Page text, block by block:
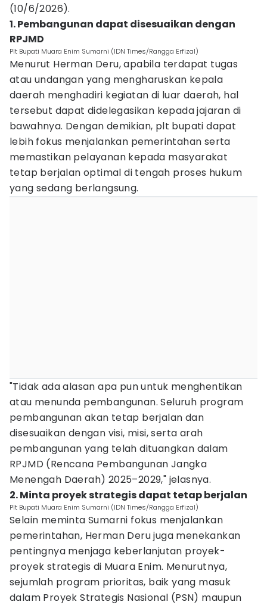
(10/6/2026).
1. Pembangunan dapat disesuaikan dengan
RPJMD
Plt Bupati Muara Enim Sumarni (IDN Times/Rangga Erfizal)
Menurut Herman Deru, apabila terdapat tugas
atau undangan yang mengharuskan kepala
daerah menghadiri kegiatan di luar daerah, hal
tersebut dapat didelegasikan kepada jajaran di
bawahnya. Dengan demikian, plt bupati dapat
lebih fokus menjalankan pemerintahan serta
memastikan pelayanan kepada masyarakat
tetap berjalan optimal di tengah proses hukum
yang sedang berlangsung.
"Tidak ada alasan apa pun untuk menghentikan
atau menunda pembangunan. Seluruh program
pembangunan akan tetap berjalan dan
disesuaikan dengan visi, misi, serta arah
pembangunan yang telah dituangkan dalam
RPJMD (Rencana Pembangunan Jangka
Menengah Daerah) 2025–2029," jelasnya.
2. Minta proyek strategis dapat tetap berjalan
Plt Bupati Muara Enim Sumarni (IDN Times/Rangga Erfizal)
Selain meminta Sumarni fokus menjalankan
pemerintahan, Herman Deru juga menekankan
pentingnya menjaga keberlanjutan proyek-
proyek strategis di Muara Enim. Menurutnya,
sejumlah program prioritas, baik yang masuk
dalam Proyek Strategis Nasional (PSN) maupun